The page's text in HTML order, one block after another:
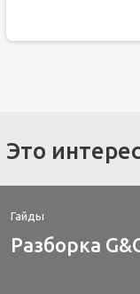
Это
Гайды
Разборка